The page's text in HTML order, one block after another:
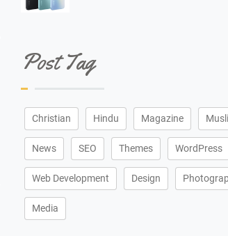
Post Tag
Christian Hindu Magazine
News SEO Themes WordPress
Web Development Design
Media